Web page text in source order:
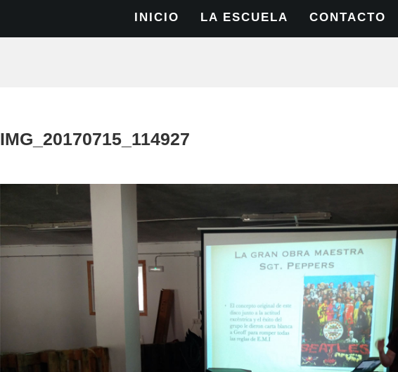
INICIO LA ESCUELA CONTACTO
IMG_20170715_114927